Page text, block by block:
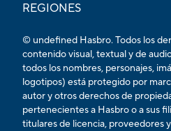
REGIONES
© undefined Hasbro. Todos los
contenido visual, textual y de
todos los nombres, personajes,
logotipos) está protegido por
autor y otros derechos de
pertenecientes a Hasbro o a sus
titulares de licencia, proveedores